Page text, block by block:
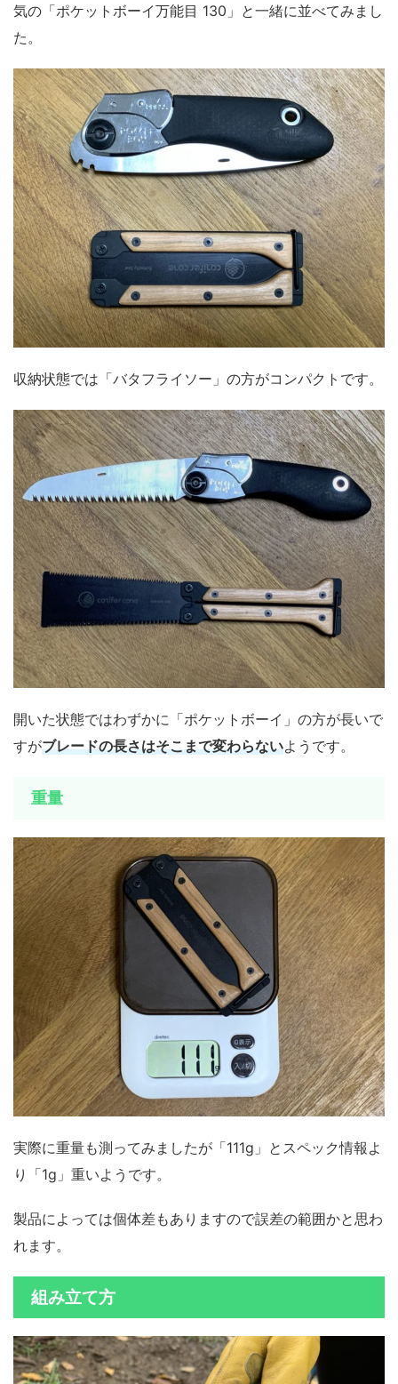
気の「ポケットボーイ万能目 130」と一緒に並べてみまし
た。
収納状態では「バタフライソー」の方がコンパクトです。
開いた状態ではわずかに「ポケットボーイ」の方が長いで
すがブレードの長さはそこまで変わらないようです。
重量
実際に重量も測ってみましたが 「111g」 とスペック情報よ
り「1g」重いようです。
製品によっては個体差もありますので誤差の範囲かと思わ
れます。
組み立て方